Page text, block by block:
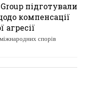
підготували
компенсації
агресії
спорів